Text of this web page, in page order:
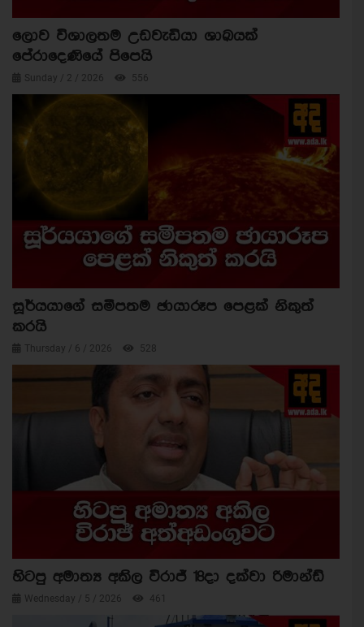
ලොව විශාලතම උඩවැඩියා ශාඛයක්
පේරාදෙණියේ පිපෙයි
Sunday / 2 / 2026 556
සූර්යයාගේ සමීපතම ඡායාරූප පෙළක් නිකුත්
කරයි
Thursday / 6 / 2026 528
හිටපු අමාත්‍ය අකිල විරාජ් 18දා දක්වා රිමාන්ඩ්
Wednesday / 5 / 2026 461